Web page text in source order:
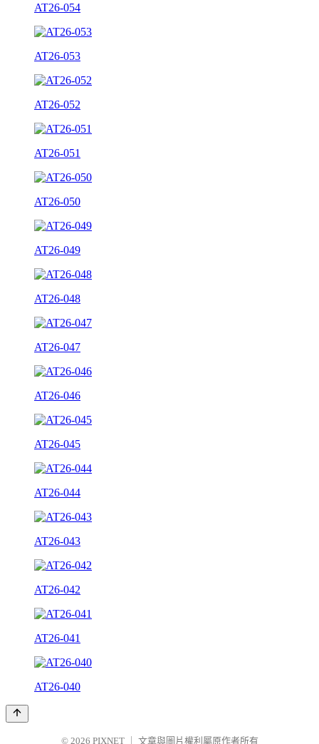
AT26-054
AT26-053
AT26-052
AT26-051
AT26-050
AT26-049
AT26-048
AT26-047
AT26-046
AT26-045
AT26-044
AT26-043
AT26-042
AT26-041
AT26-040
© 2026 PIXNET 文章與圖片權利屬原作者所有